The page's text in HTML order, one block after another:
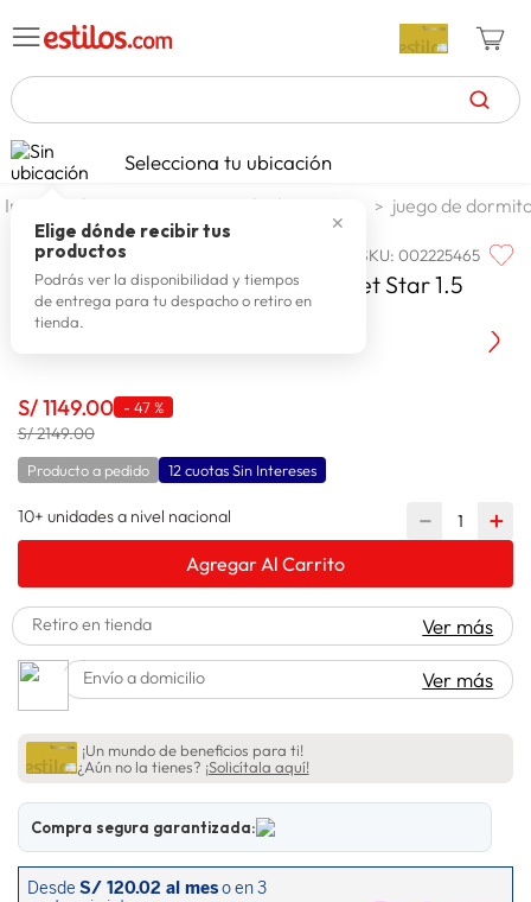
TÉRMINOS MÁS BUSCADOS
1. celulares
2. zapatillas mujer
3. zapatillas hombre
4. moda
6
7. laptop
8. terrex
9. lavadora
Selecciona tu ubicación
✕
Elige dónde recibir tus
productos
Podrás ver la disponibilidad y tiempos
de entrega para tu despacho o retiro en
tienda.
dormitorio juego de dormitorio juego de
PARAISO SKU:002225465
Paraiso Dormitorio Europeo Pocket Star 1.5
Plazas
S/1149.00 - 47 %
S/ 2149.00
Producto a pedido 12 cuotas Sin Intereses
10+ unidades a nivel nacional ＋
－
Agregar Al Carrito
Retiro en tienda Ver más
Envío a domicilio Ver más
¡Un mundo de beneficios para ti!
¿Aún no la tienes? ¡Solicítala aquí!
Compra segura garantizada: